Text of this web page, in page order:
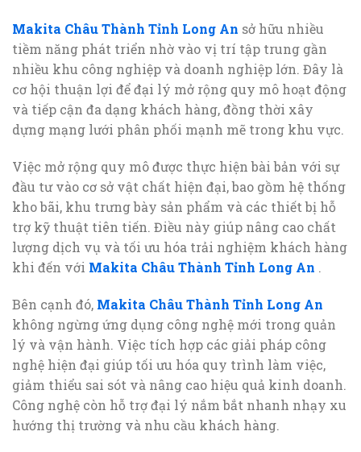
Makita Châu Thành Tỉnh Long An sở hữu nhiều
tiềm năng phát triển nhờ vào vị trí tập trung gần
nhiều khu công nghiệp và doanh nghiệp lớn. Đây là
cơ hội thuận lợi để đại lý mở rộng quy mô hoạt động
và tiếp cận đa dạng khách hàng, đồng thời xây
dựng mạng lưới phân phối mạnh mẽ trong khu vực.
Việc mở rộng quy mô được thực hiện bài bản với sự
đầu tư vào cơ sở vật chất hiện đại, bao gồm hệ thống
kho bãi, khu trưng bày sản phẩm và các thiết bị hỗ
trợ kỹ thuật tiên tiến. Điều này giúp nâng cao chất
lượng dịch vụ và tối ưu hóa trải nghiệm khách hàng
khi đến với Makita Châu Thành Tỉnh Long An .
Bên cạnh đó, Makita Châu Thành Tỉnh Long An
không ngừng ứng dụng công nghệ mới trong quản
lý và vận hành. Việc tích hợp các giải pháp công
nghệ hiện đại giúp tối ưu hóa quy trình làm việc,
giảm thiểu sai sót và nâng cao hiệu quả kinh doanh.
Công nghệ còn hỗ trợ đại lý nắm bắt nhanh nhạy xu
hướng thị trường và nhu cầu khách hàng.